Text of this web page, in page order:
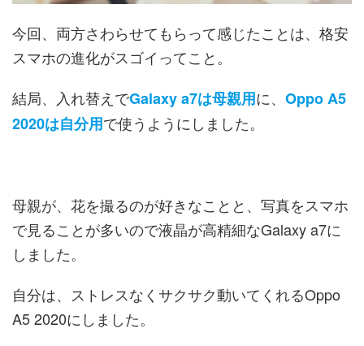
今回、両方さわらせてもらって感じたことは、格安
スマホの進化がスゴイってこと。
結局、入れ替えでGalaxy a7は母親用に、 Oppo A5
2020は自分用で使うようにしました。
母親が、花を撮るのが好きなことと、写真をスマホ
で見ることが多いので液晶が高精細なGalaxy a7に
しました。
自分は、ストレスなくサクサク動いてくれるOppo
A5 2020にしました。